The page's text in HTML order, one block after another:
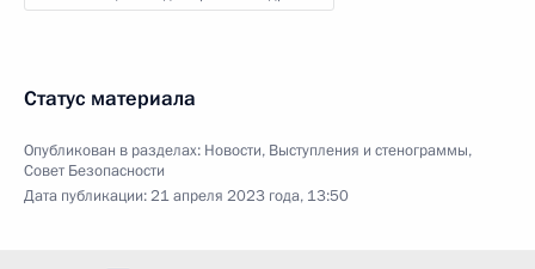
Статус материала
Опубликован в разделах: Новости, Выступления и стенограммы,
Совет Безопасности
Дата публикации:21 апреля 2023 года, 13:50